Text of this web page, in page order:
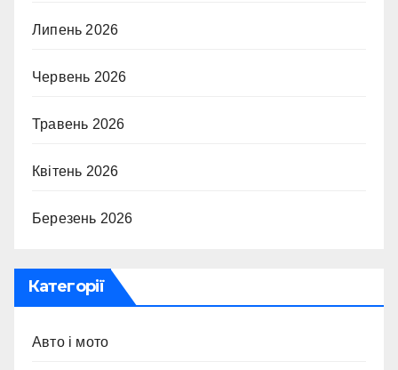
Липень 2026
Червень 2026
Травень 2026
Квітень 2026
Березень 2026
Категорії
Авто і мото